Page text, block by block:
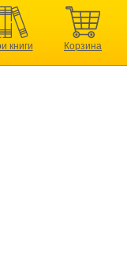
книги Корзина